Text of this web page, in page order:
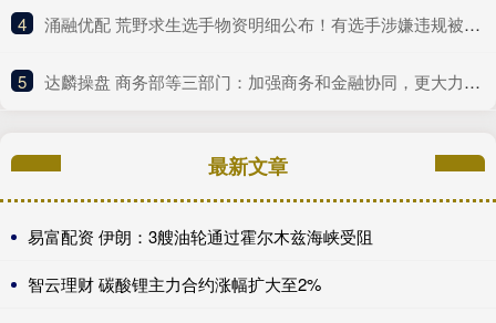
4 ​涌融优配 荒野求生选手物资明细公布！有选手涉嫌违规被带离现场
5 ​达麟操盘 商务部等三部门：加强商务和金融协同，更大力度提振消费
最新文章
易富配资 伊朗：3艘油轮通过霍尔木兹海峡受阻
智云理财 碳酸锂主力合约涨幅扩大至2%